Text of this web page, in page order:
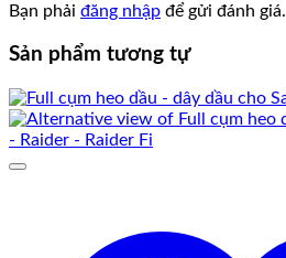
Bạn phải đăng nhập để gửi đánh giá.
Sản phẩm tương tự